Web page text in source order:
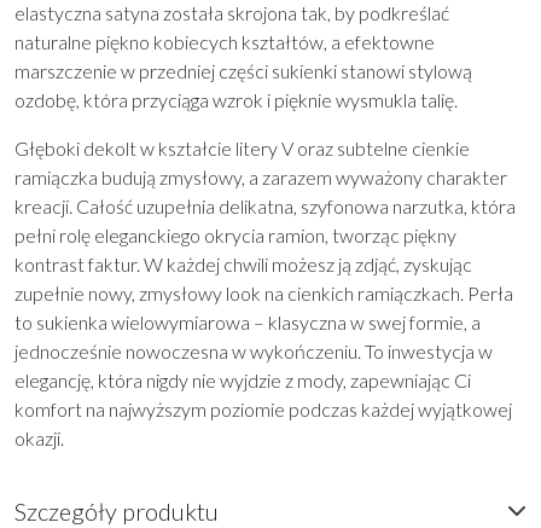
elastyczna satyna została skrojona tak, by podkreślać
naturalne piękno kobiecych kształtów, a efektowne
marszczenie w przedniej części sukienki stanowi stylową
ozdobę, która przyciąga wzrok i pięknie wysmukla talię.
Głęboki dekolt w kształcie litery V oraz subtelne cienkie
ramiączka budują zmysłowy, a zarazem wyważony charakter
kreacji. Całość uzupełnia delikatna, szyfonowa narzutka, która
pełni rolę eleganckiego okrycia ramion, tworząc piękny
kontrast faktur. W każdej chwili możesz ją zdjąć, zyskując
zupełnie nowy, zmysłowy look na cienkich ramiączkach. Perła
to sukienka wielowymiarowa – klasyczna w swej formie, a
jednocześnie nowoczesna w wykończeniu. To inwestycja w
elegancję, która nigdy nie wyjdzie z mody, zapewniając Ci
komfort na najwyższym poziomie podczas każdej wyjątkowej
okazji.
Szczegóły produktu